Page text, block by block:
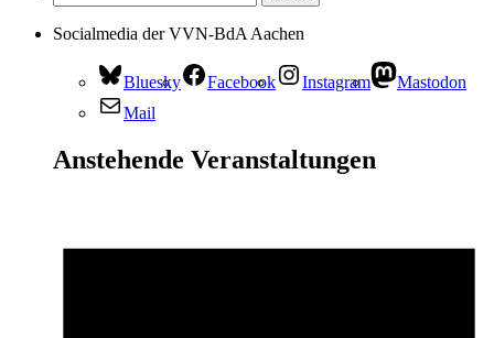
Socialmedia der VVN-BdA Aachen
Bluesky Facebook Instagram
Mastodon
Mail
Anstehende Veranstaltungen